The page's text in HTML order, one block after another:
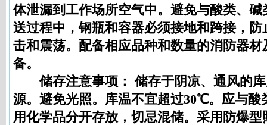
体泄漏到工作场所空气中。避免与酸类、
送过程中，钢瓶和容器必须接地和跨接，
击和震荡。配备相应品种和数量的消防器
备。
储存注意事项： 储存于阴凉、通风的
源。避免光照。库温不宜超过30℃。应与酸
用化学品分开存放，切忌混储。采用防爆